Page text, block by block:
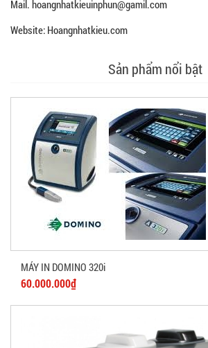
Mail. hoangnhatkieuinphun@gamil.com
Website: Hoangnhatkieu.com
Sản phẩm nổi bật
MÁY IN DOMINO 320i
60.000.000₫